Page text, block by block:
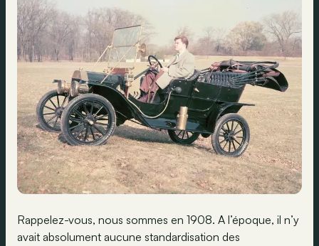
Rappelez-vous, nous sommes en 1908. A l’époque, il n’y
avait absolument aucune standardisation des